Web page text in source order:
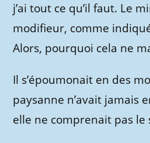
j’ai tout ce qu’il faut. Le
modifieur, comme
Alors, pourquoi cela ne
Il s’époumonait en des
paysanne n’avait jamais
elle ne comprenait pas le